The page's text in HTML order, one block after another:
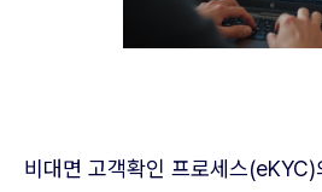
비대면 고객확인 프로세스(eKYC)